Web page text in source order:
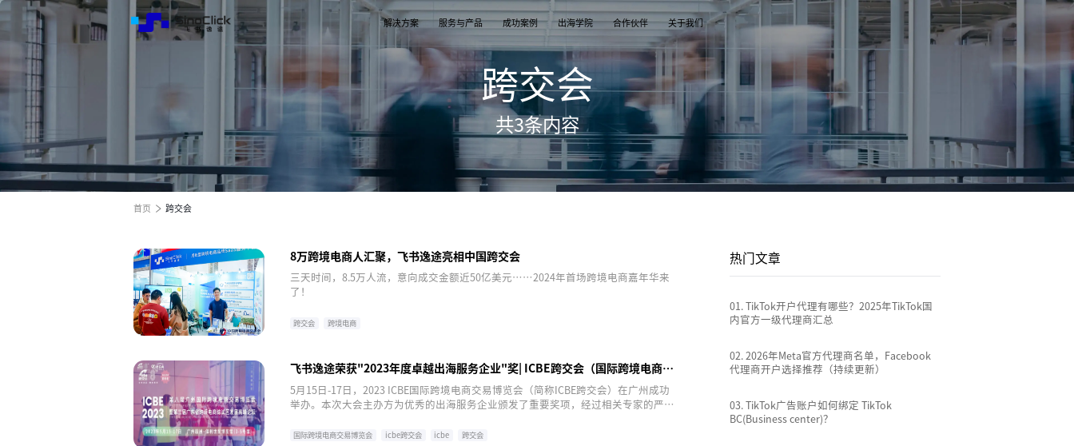
解决方案 服务与产品 成功案例 出海学院 合作伙伴 关于我们
跨境电商全渠道效果营销
TikTok Shop
从商店创建，到策划广告投放和达人营销利用创
意和达人实现TikTok爆炸性增长
独立站
用个性化独立站高效承接兴趣流量跑通从拉新到
复购的私域增长飞轮
通过关键词策略、平台广告优化和流量加权撬动
跨境电商全渠道效果营销
出海培训
TikTok Shop课程 | 独立站课程 | 亚马逊课程
开店/建站
TikTok Shop开店 | Shopify建站 | 亚马逊开店 1v1投放顾问 | AI智能投放 | 海外广告代投
达人营销 媒介采买 全链路代运营
跨境电商全渠道效果营销
品牌介绍
飞书逸途，成长型跨境电商运营解决方案
品牌新闻
公司及品牌最新业务发展动态 跨境电商行业热点新闻消息
行业报告
跨交会
共3条内容
首页 跨交会
8万跨境电商人汇聚，飞书逸途亮相中国跨交会
三天时间，8.5万人流，意向成交金额近50亿美元……2024年首场跨境电商嘉年华来
了！
跨交会 跨境电商
飞书逸途荣获"2023年度卓越出海服务企业"奖| ICBE跨交会（国际跨境电商交
易博览会）
5月15日-17日，2023 ICBE国际跨境电商交易博览会（简称ICBE跨交会）在广州成功
举办。本次大会主办方为优秀的出海服务企业颁发了重要奖项，经过相关专家的严格
国际跨境电商交易博览会 icbe跨交会 icbe 跨交会
热门文章
01.TikTok开户代理有哪些？2025年TikTok国
内官方一级代理商汇总
02.2026年Meta官方代理商名单，Facebook
代理商开户选择推荐（持续更新）
03.TikTok广告账户如何绑定 TikTok
BC(Business center)？